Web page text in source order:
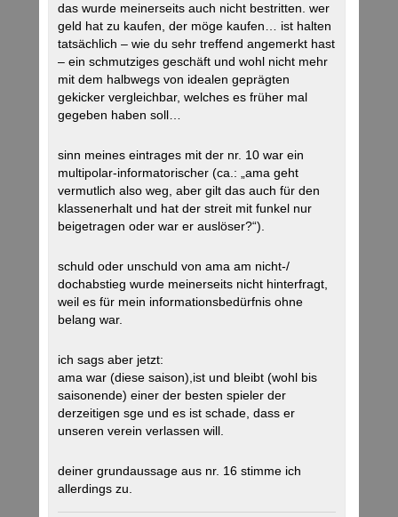
das wurde meinerseits auch nicht bestritten. wer
geld hat zu kaufen, der möge kaufen… ist halten
tatsächlich – wie du sehr treffend angemerkt hast
– ein schmutziges geschäft und wohl nicht mehr
mit dem halbwegs von idealen geprägten
gekicker vergleichbar, welches es früher mal
gegeben haben soll…
sinn meines eintrages mit der nr. 10 war ein
multipolar-informatorischer (ca.: „ama geht
vermutlich also weg, aber gilt das auch für den
klassenerhalt und hat der streit mit funkel nur
beigetragen oder war er auslöser?“).
schuld oder unschuld von ama am nicht-/
dochabstieg wurde meinerseits nicht hinterfragt,
weil es für mein informationsbedürfnis ohne
belang war.
ich sags aber jetzt:
ama war (diese saison),ist und bleibt (wohl bis
saisonende) einer der besten spieler der
derzeitigen sge und es ist schade, dass er
unseren verein verlassen will.
deiner grundaussage aus nr. 16 stimme ich
allerdings zu.